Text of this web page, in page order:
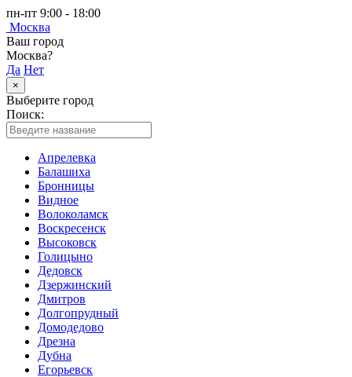
пн-пт 9:00 - 18:00
Москва
Ваш город
Москва?
Да Нет
×
Выберите город
Поиск:
Апрелевка
Балашиха
Бронницы
Видное
Волоколамск
Воскресенск
Высоковск
Голицыно
Дедовск
Дзержинский
Дмитров
Долгопрудный
Домодедово
Дрезна
Дубна
Егорьевск